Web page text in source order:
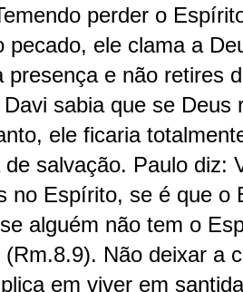
perder o
pecado, ele clama a
presença e não retires
sabia que se Deus
ele ficaria
de salvação. Paulo diz:
no Espírito, se é que o
alguém não tem o
(Rm.8.9). Não deixar a
em viver em